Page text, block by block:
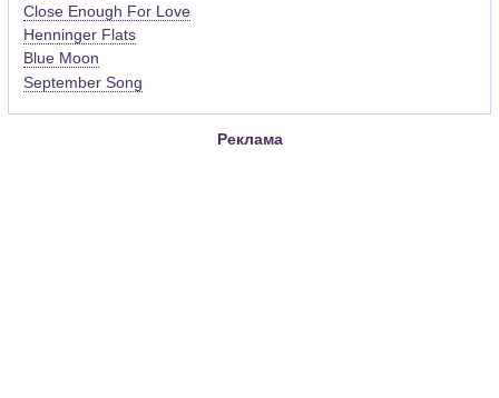
Close Enough For Love
Henninger Flats
Blue Moon
September Song
Реклама